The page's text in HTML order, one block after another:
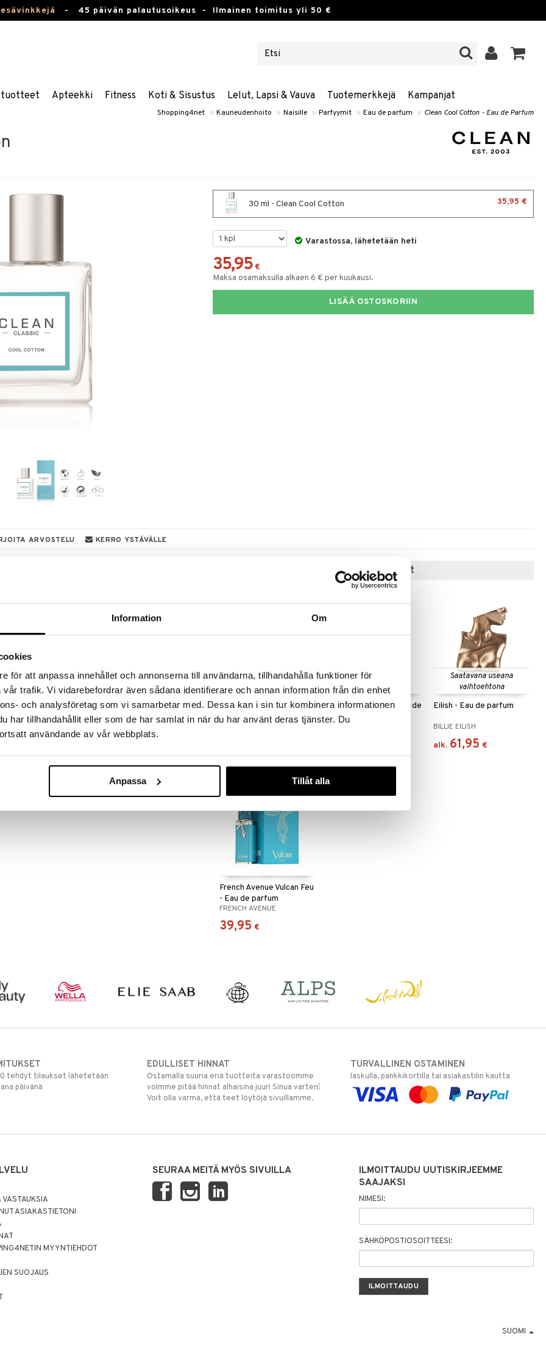
Information Om
för att anpassa innehållet och annonserna till användarna, tillhandahålla funktioner för
trafik. Vi vidarebefordrar även sådana identifierare och annan information från din enhet
och analysföretag som vi samarbetar med. Dessa kan i sin tur kombinera informationen
har tillhandahållit eller som de har samlat in när du har använt deras tjänster. Du
användande av vår webbplats.
Anpassa Tillåt alla
- 45 päivän palautusoikeus - Ilmainen toimitus yli 50 €
Apteekki Fitness Koti & Sisustus Lelut, Lapsi & Vauva Tuotemerkkejä Kampanjat
Shopping4net » Kauneudenhoito » Naisille » Parfyymit » Eau de parfum » Clean Cool Cotton - Eau de Parfum
30 ml - Clean Cool Cotton 35,95 €
Varastossa, lähetetään heti
35,95 €
Maksa osamaksulla alkaen 6 € per kuukausi.
LISÄÄ OSTOSKORIIN
ARVOSTELU KERRO YSTÄVÄLLE
löydöt kotiin!
suuren valikoiman jännittäviä tuotteita
31.8.2026 asti mutta ole nopea -
ale-löydöt »
ja se on kevyt ja raikastava tuoksu, jossa
ja raikkaan tuulen tuoksu. Tuoksun tuoma
luonnollisiin kirkkaan sinisen taivaan,
vihreä omena ja sitruunan kuori.
Suositut tuotteet
French Avenue After
Effect - Extrait de
Crème of Clouds - Eau de
parfum
Saatavana useana
vaihtoehtona
Eilish - Eau de parfum
BILLIE EILISH
alk. 61,95 €
French Avenue Vulcan Feu
- Eau de parfum
FRENCH AVENUE
39,95 €
tehdyt tilaukset lähetetään
päivänä
EDULLISET HINNAT
Ostamalla suuria eriä tuotteita varastoomme
voimme pitää hinnat alhaisina juuri Sinua varten!
Voit olla varma, että teet löytöjä sivuillamme.
TURVALLINEN OSTAMINEN
laskulla, pankkikortilla tai asiakastilin kautta
ASIAKASTIETONI
MYYNTIEHDOT
SUOJAUS
SEURAA MEITÄ MYÖS SIVUILLA
ILMOITTAUDU UUTISKIRJEEMME
SAAJAKSI
NIMESI:
SÄHKÖPOSTIOSOITTEESI:
SUOMI